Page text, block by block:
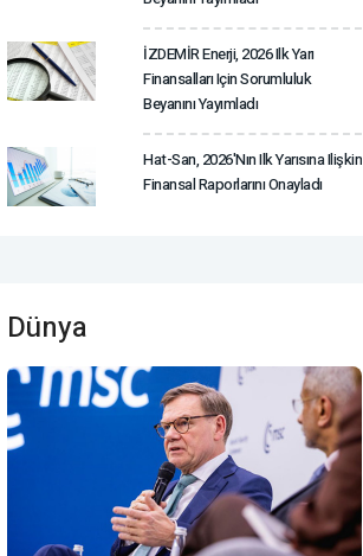
İZDEMİR Enerji, 2026 Ilk Yarı
Finansalları Için Sorumluluk
Beyanını Yayımladı
Hat-San, 2026'nın Ilk Yarısına Ilişkin
Finansal Raporlarını Onayladı
Dünya